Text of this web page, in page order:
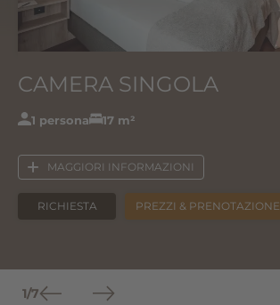
CAMERA SINGOLA
1 persona 17 m²
MAGGIORI INFORMAZIONI
RICHIESTA PREZZI & PRENOTAZIONE
1/7